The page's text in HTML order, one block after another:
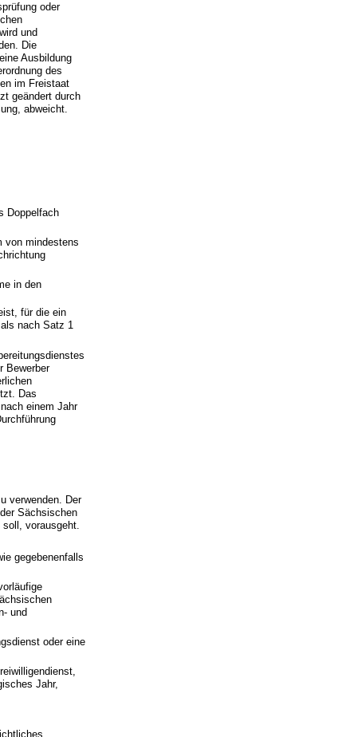
oder
und
Die
Ausbildung
des
im Freistaat
geändert durch
abweicht.
Doppelfach
von mindestens
in den
für die ein
nach Satz 1
Bewerber
Das
einem Jahr
verwenden. Der
Sächsischen
vorausgeht.
gegebenenfalls
und
oder eine
Jahr,